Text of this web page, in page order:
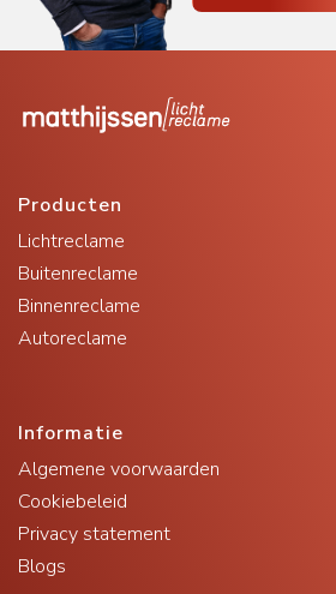
Producten
Lichtreclame
Buitenreclame
Binnenreclame
Autoreclame
Informatie
Algemene voorwaarden
Cookiebeleid
Privacy statement
Blogs